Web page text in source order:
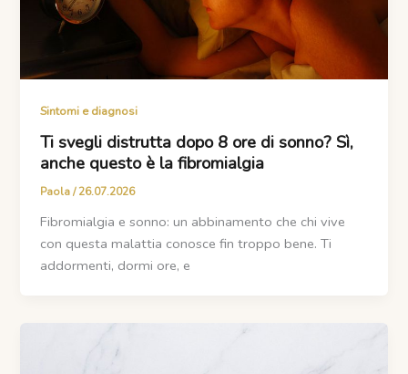
Sintomi e diagnosi
Ti svegli distrutta dopo 8 ore di sonno? Sì,
anche questo è la fibromialgia
Paola/26.07.2026
Fibromialgia e sonno: un abbinamento che chi vive
con questa malattia conosce fin troppo bene. Ti
addormenti, dormi ore, e